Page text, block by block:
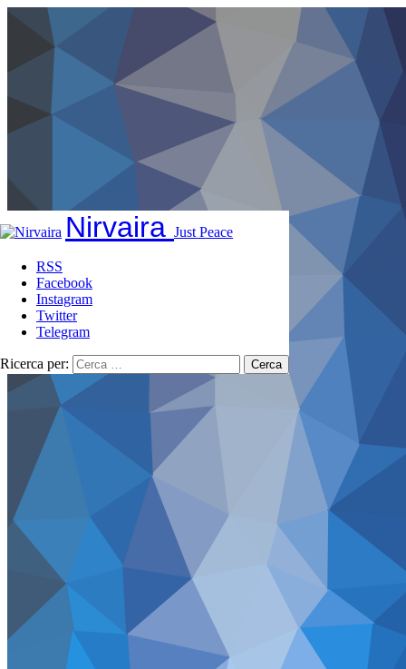
Nirvaira Just Peace
RSS
Facebook
Instagram
Twitter
Telegram
Ricerca per: